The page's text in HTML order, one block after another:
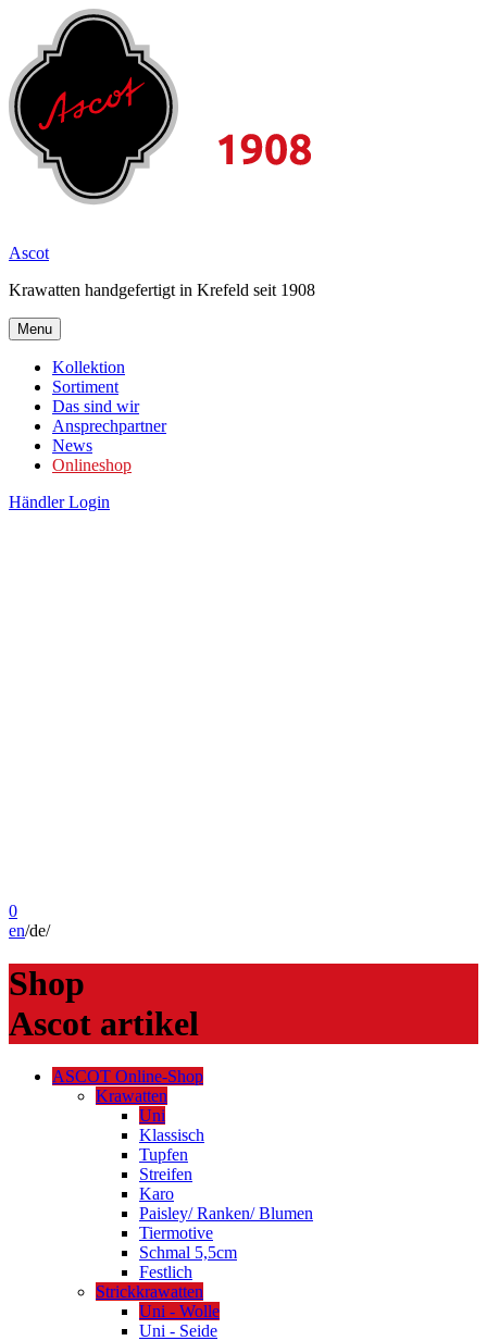
content
Ascot
Krawatten handgefertigt in Krefeld seit 1908
Menu
Kollektion
Sortiment
Das sind wir
Ansprechpartner
News
Onlineshop
Händler Login
0
en/de/
Shop
Ascot artikel
ASCOT Online-Shop
Krawatten
Uni
Klassisch
Tupfen
Streifen
Karo
Paisley/ Ranken/ Blumen
Tiermotive
Schmal 5,5cm
Festlich
Strickkrawatten
Uni - Wolle
Uni - Seide